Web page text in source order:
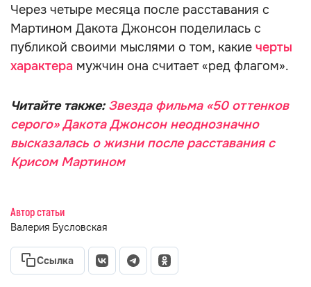
Через четыре месяца после расставания с
Мартином Дакота Джонсон поделилась с
публикой своими мыслями о том, какие черты
характера мужчин она считает «ред флагом».
Читайте также: Звезда фильма «50 оттенков
серого» Дакота Джонсон неоднозначно
высказалась о жизни после расставания с
Крисом Мартином
Автор статьи
Валерия Бусловская
Ссылка